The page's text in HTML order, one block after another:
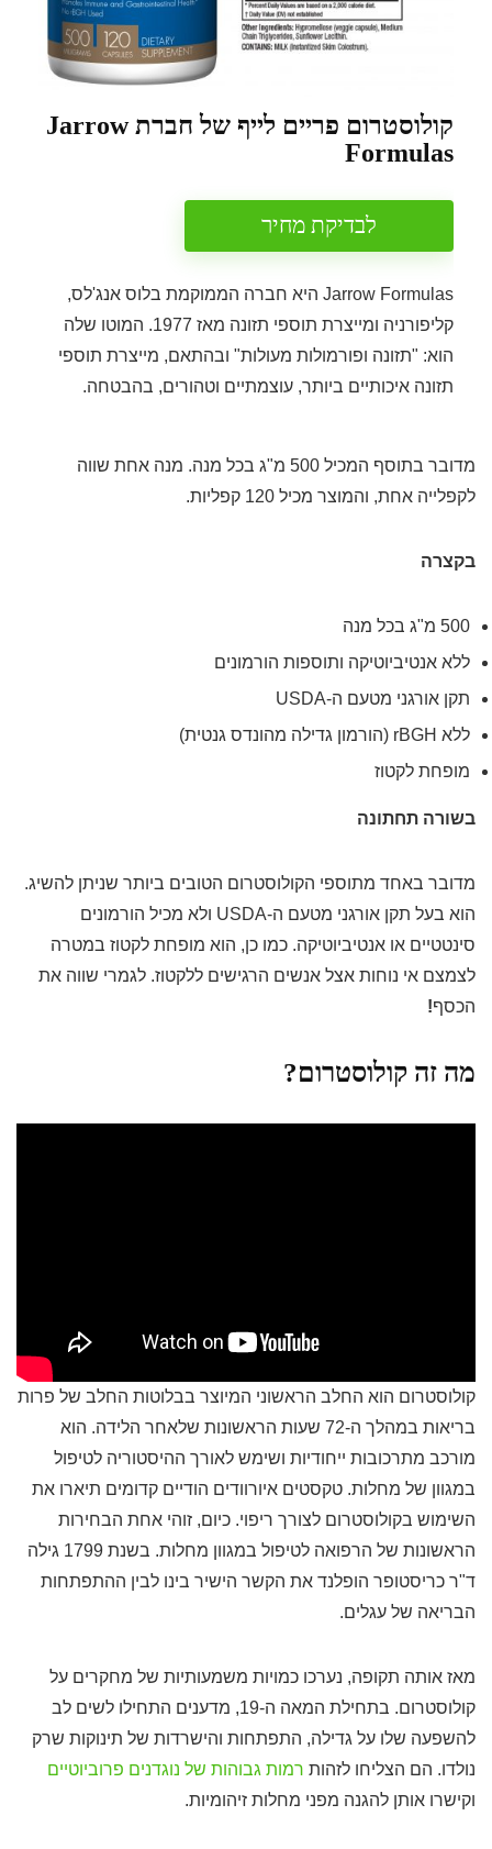
קולוסטרום פריים לייף של חברת Jarrow
Formulas
לבדיקת מחיר
Jarrow Formulas היא חברה הממוקמת בלוס אנג'לס,
קליפורניה ומייצרת תוספי תזונה מאז 1977. המוטו שלה
הוא: "תזונה ופורמולות מעולות" ובהתאם, מייצרת תוספי
תזונה איכותיים ביותר, עוצמתיים וטהורים, בהבטחה.
מדובר בתוסף המכיל 500 מ"ג בכל מנה. מנה אחת שווה
לקפלייה אחת, והמוצר מכיל 120 קפליות.
בקצרה
500 מ"ג בכל מנה
ללא אנטיביוטיקה ותוספות הורמונים
תקן אורגני מטעם ה-USDA
ללא rBGH (הורמון גדילה מהונדס גנטית)
מופחת לקטוז
בשורה תחתונה
מדובר באחד מתוספי הקולוסטרום הטובים ביותר שניתן להשיג.
הוא בעל תקן אורגני מטעם ה-USDA ולא מכיל הורמונים
סינטטיים או אנטיביוטיקה. כמו כן, הוא מופחת לקטוז במטרה
לצמצם אי נוחות אצל אנשים הרגישים ללקטוז. לגמרי שווה את
הכסף!
מה זה קולוסטרום?
קולוסטרום הוא החלב הראשוני המיוצר בבלוטות החלב של פרות
בריאות במהלך ה-72 שעות הראשונות שלאחר הלידה. הוא
מורכב מתרכובות ייחודיות ושימש לאורך ההיסטוריה לטיפול
במגוון של מחלות. טקסטים איורוודים הודיים קדומים תיארו את
השימוש בקולוסטרום לצורך ריפוי. כיום, זוהי אחת הבחירות
הראשונות של הרפואה לטיפול במגוון מחלות. בשנת 1799 גילה
ד"ר כריסטופר הופלנד את הקשר הישיר בינו לבין ההתפתחות
הבריאה של עגלים.
מאז אותה תקופה, נערכו כמויות משמעותיות של מחקרים על
קולוסטרום. בתחילת המאה ה-19, מדענים התחילו לשים לב
להשפעה שלו על גדילה, התפתחות והישרדות של תינוקות שרק
נולדו. הם הצליחו לזהות רמות גבוהות של נוגדנים פרוביוטיים
וקישרו אותן להגנה מפני מחלות זיהומיות.